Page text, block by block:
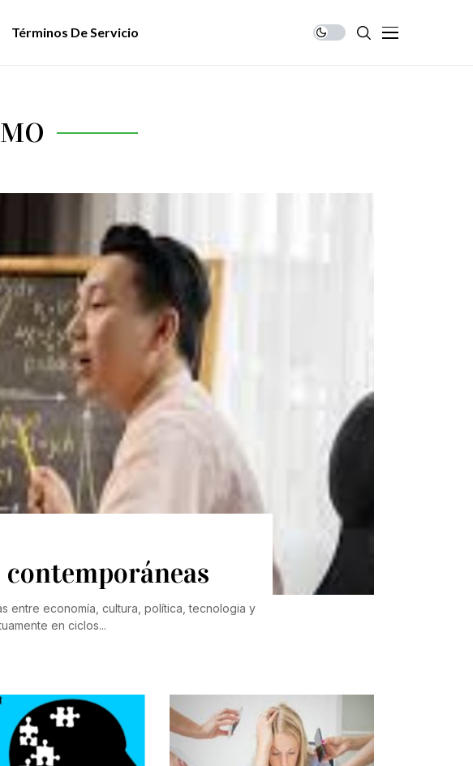
Términos De Servicio
entre economía, cultura, política, tecnologia y
en ciclos...